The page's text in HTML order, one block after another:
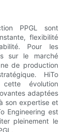
PPGL sont
flexibilité
Pour les
sur le marché
de production
HiTo
évolution
adaptées
son expertise et
Engineering est
pleinement le